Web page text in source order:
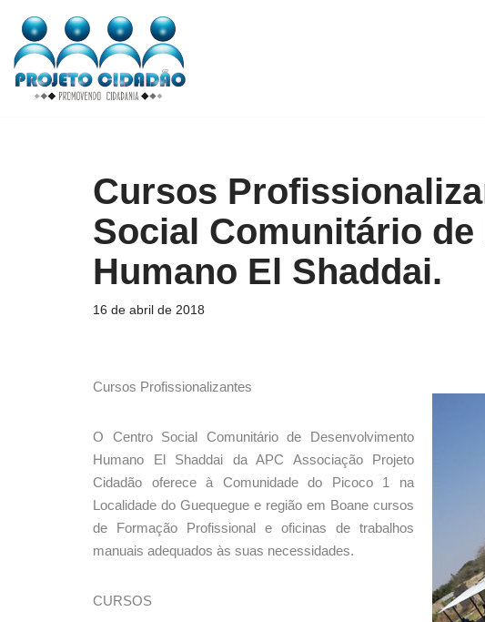
Pular
para
Cursos
Social Comunitário
Humano El Shaddai.
16 de abril de 2018
Cursos Profissionalizantes
O Centro Social Comunitário de Desenvolvimento
Humano El Shaddai da APC Associação Projeto
Cidadão oferece à Comunidade do Picoco 1 na
Localidade do Guequegue e região em Boane cursos
de Formação Profissional e oficinas de trabalhos
manuais adequados às suas necessidades.
CURSOS